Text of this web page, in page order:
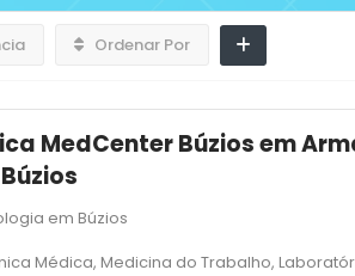
Ordenar Por
MedCenter Búzios em
em Búzios
Médica, Medicina do Trabalho,